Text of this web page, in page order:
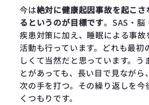
今は絶対に健康起因事故を起こさ
るというのが目標です。SAS・脳
疾患対策に加え、睡眠による事故
活動も行っています。どれも最初
しくて当然だと思っています。う
とがあっても、長い目で見ながら
次の手を打つ。その繰り返しを今
くつもりです。